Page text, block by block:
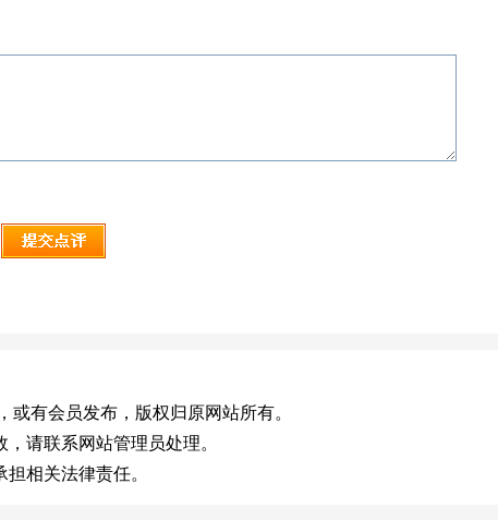
或有会员发布，版权归原网站所有。
请联系网站管理员处理。
相关法律责任。